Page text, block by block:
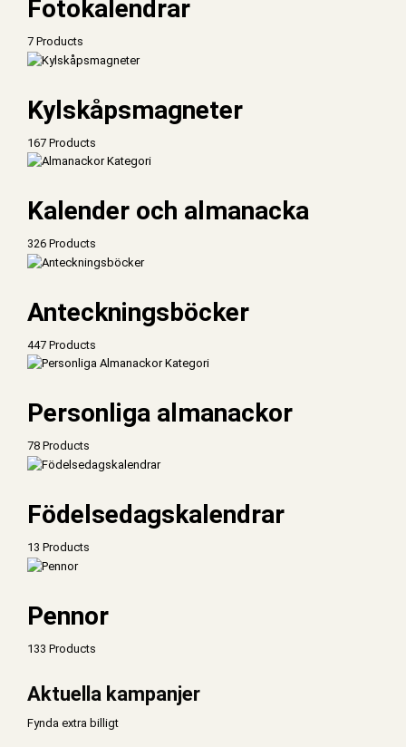
Fotokalendrar
7 Products
Kylskåpsmagneter
167 Products
Kalender och almanacka
326 Products
Anteckningsböcker
447 Products
Personliga almanackor
78 Products
Födelsedagskalendrar
13 Products
Pennor
133 Products
Aktuella kampanjer
Fynda extra billigt